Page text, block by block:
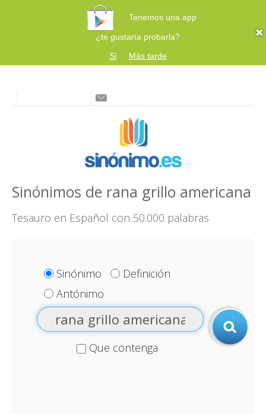
Tenemos una app
¿te gustaría probarla?
Sí
Más tarde
Sinónimos de rana grillo americana
Tesauro en Español con 50.000 palabras
Sinónimo
Definición
Antónimo
Que contenga